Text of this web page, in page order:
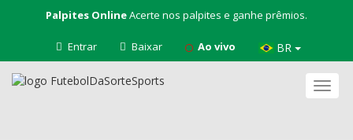
Palpites OnlineAcerte nos palpites e ganhe prêmios.
Entrar Baixar Ao vivo BR